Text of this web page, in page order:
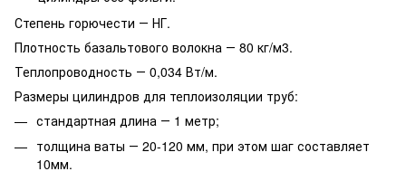
Степень горючести ― НГ.
Плотность базальтового волокна ― 80 кг/м3.
Теплопроводность ― 0,034 Вт/м.
Размеры цилиндров для теплоизоляции труб:
стандартная длина ― 1 метр;
толщина ваты ― 20-120 мм, при этом шаг составляет
10мм.